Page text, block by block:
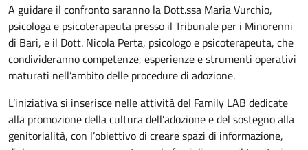
A guidare il confronto saranno la Dott.ssa Maria Vurchio,
psicologa e psicoterapeuta presso il Tribunale per i Minorenni
di Bari, e il Dott. Nicola Perta, psicologo e psicoterapeuta, che
condivideranno competenze, esperienze e strumenti operativi
maturati nell’ambito delle procedure di adozione.
L’iniziativa si inserisce nelle attività del Family LAB dedicate
alla promozione della cultura dell’adozione e del sostegno alla
genitorialità, con l’obiettivo di creare spazi di informazione,